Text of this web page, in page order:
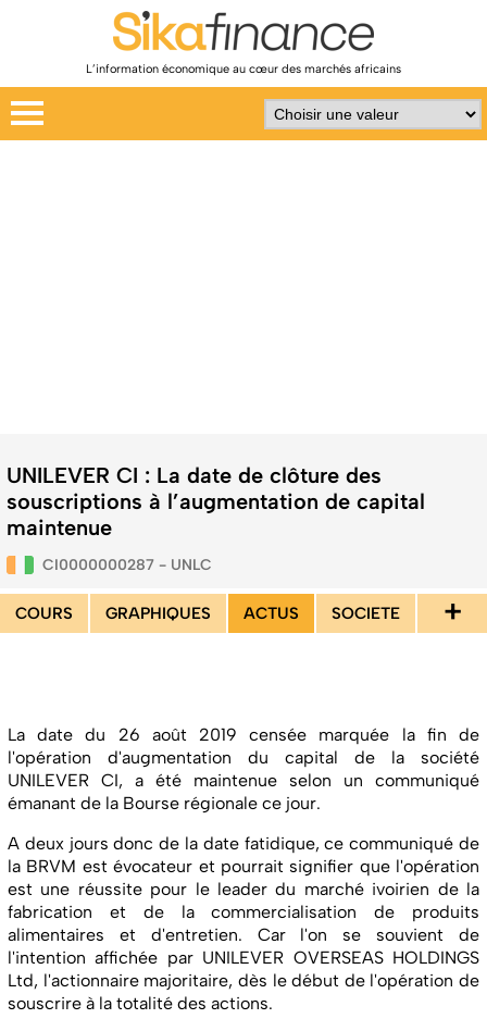
L’information économique au cœur des marchés africains
UNILEVER CI : La date de clôture des
souscriptions à l’augmentation de capital
maintenue
CI0000000287 - UNLC
COURS GRAPHIQUES ACTUS SOCIETE +
La date du 26 août 2019 censée marquée la fin de
l'opération d'augmentation du capital de la société
UNILEVER CI, a été maintenue selon un communiqué
émanant de la Bourse régionale ce jour.
A deux jours donc de la date fatidique, ce communiqué de
la BRVM est évocateur et pourrait signifier que l'opération
est une réussite pour le leader du marché ivoirien de la
fabrication et de la commercialisation de produits
alimentaires et d'entretien. Car l'on se souvient de
l'intention affichée par UNILEVER OVERSEAS HOLDINGS
Ltd, l'actionnaire majoritaire, dès le début de l'opération de
souscrire à la totalité des actions.